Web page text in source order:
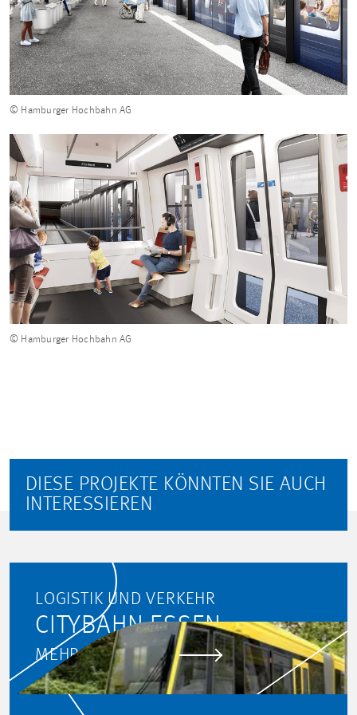
© Hamburger Hochbahn AG
© Hamburger Hochbahn AG
DIESE PROJEKTE KÖNNTEN SIE AUCH
INTERESSIEREN
LOGISTIK UND VERKEHR
CITYBAHN ESSEN
MEHR ERFAHREN